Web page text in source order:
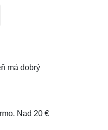
má dobrý
Nad 20 €